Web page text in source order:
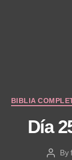
BIBLIA
Día
PostBy